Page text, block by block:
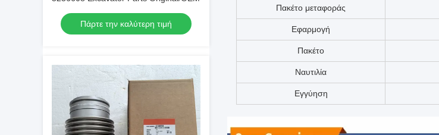
Πάρτε την καλύτερη τιμή
Πακέτο μεταφοράς
Εφαρμογή
Πακέτο
Ναυτιλία
Εγγύηση